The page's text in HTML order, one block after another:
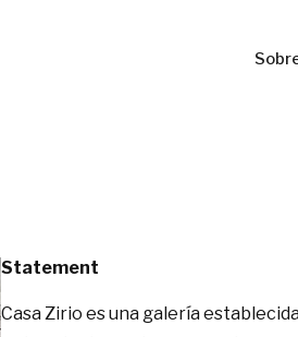
Statement
Casa Zirio es una galería